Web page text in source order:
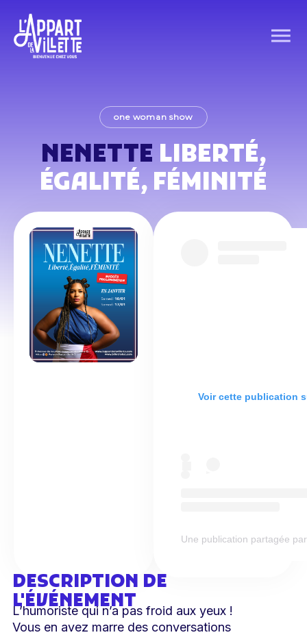
one woman show
NENETTE LIBERTÉ,
ÉGALITÉ, FÉMINITÉ
Voir cette publication
Une publication partagée
DESCRIPTION DE
L'ÉVÉNEMENT
L’humoriste qui n’a pas froid aux yeux !
Vous en avez marre des conversations